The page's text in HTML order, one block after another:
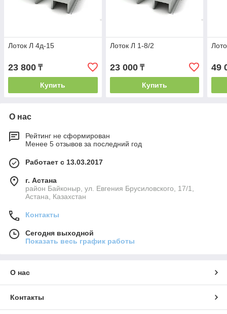
Лоток Л 4д-15
23 800 ₸
Купить
Лоток Л 1-8/2
23 000₸
Купить
49
О нас
Рейтинг не сформирован
Менее 5 отзывов за последний год
Работает с 13.03.2017
г. Астана
район Байконыр, ул. Евгения Брусиловского, 17/1,
Астана, Казахстан
Контакты
Сегодня выходной
Показать весь график работы
О нас
Контакты